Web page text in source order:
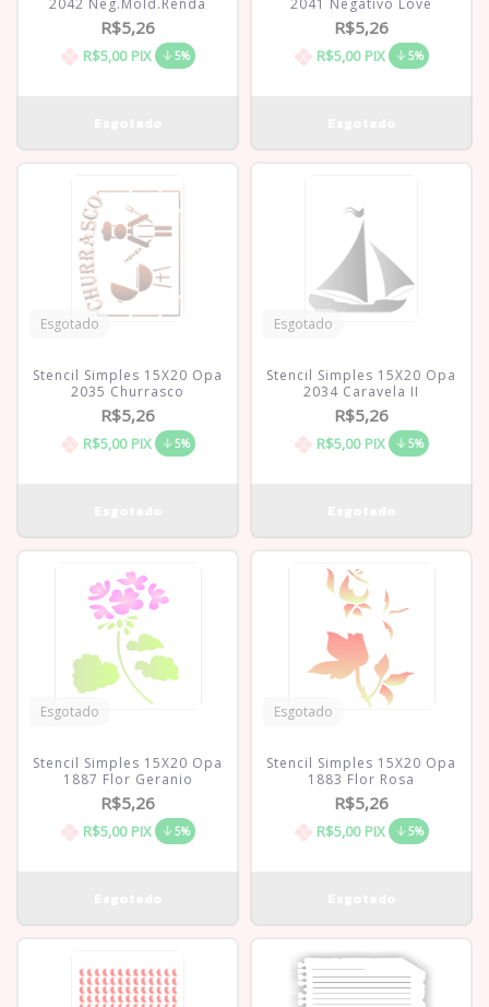
R$5,26
R$5,00 PIX 5%
R$5,26
R$5,00 PIX 5%
Esgotado
Stencil Simples 15X20 Opa
2035 Churrasco
R$5,26
R$5,00 PIX 5%
Esgotado
Stencil Simples 15X20 Opa
2034 Caravela II
R$5,26
R$5,00 PIX 5%
Esgotado
Stencil Simples 15X20 Opa
1887 Flor Geranio
R$5,26
R$5,00 PIX 5%
Esgotado
Stencil Simples 15X20 Opa
1883 Flor Rosa
R$5,26
R$5,00 PIX 5%